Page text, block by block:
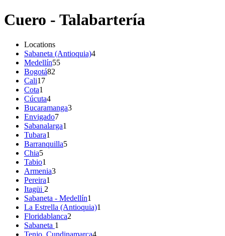
Cuero - Talabartería
Locations
Sabaneta (Antioquia)4
Medellín55
Bogotá82
Cali17
Cota1
Cúcuta4
Bucaramanga3
Envigado7
Sabanalarga1
Tubara1
Barranquilla5
Chia5
Tabio1
Armenia3
Pereira1
Itagüi 2
Sabaneta - Medellín1
La Estrella (Antioquia)1
Floridablanca2
Sabaneta 1
Tenjo, Cundinamarca4